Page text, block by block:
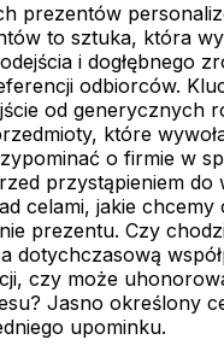
prezentów
to sztuka, która
i dogłębnego
odbiorców.
od generycznych
które
o firmie w
przystąpieniem
celami, jakie chcemy
prezentu. Czy
dotychczasową
czy może
Jasno określony
upominku.